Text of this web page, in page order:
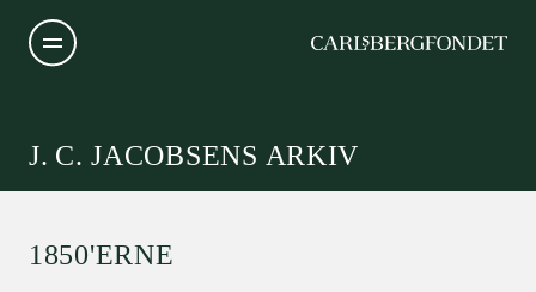
J. C. JACOBSENS ARKIV
1850'ERNE